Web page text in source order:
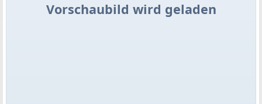
Vorschaubild wird geladen